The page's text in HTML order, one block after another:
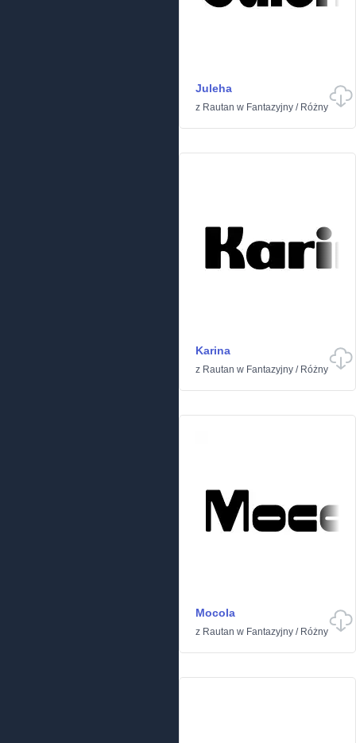
Juleha
z Rautan w Fantazyjny / Różny
Karina
z Rautan w Fantazyjny / Różny
Mocola
z Rautan w Fantazyjny / Różny